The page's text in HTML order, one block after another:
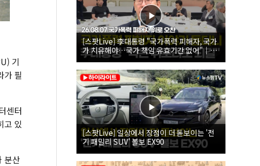
기
가 필
센터
고 있
분산
[스팟Live] 李대통령 "국가폭력 피해자, 국가
가 치유해야…국가 책임 유효기간 없어"｜
26.08.07 국가폭력 피해자 위로 오찬
[스팟Live] 일상에서 장점이 더 돋보이는 '전
기 패밀리 SUV' 볼보 EX90